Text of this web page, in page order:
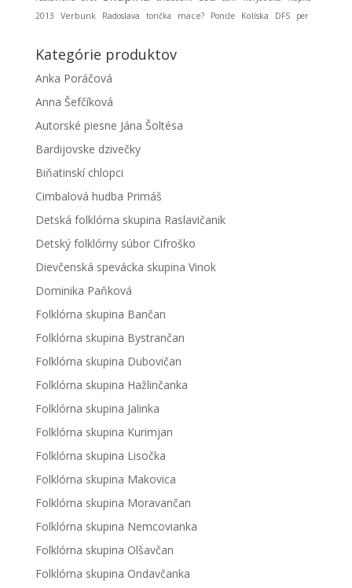
2013
Verbunk Radoslava torička mace? Poniže Kolíska DFS per
Kategórie produktov
Anka Poráčová
Anna Šefčíková
Autorské piesne Jána Šoltésa
Bardijovske dzivečky
Biňatinskí chlopci
Cimbalová hudba Primáš
Detská folklórna skupina Raslavičanik
Detský folklórny súbor Cifroško
Dievčenská spevácka skupina Vinok
Dominika Paňková
Folklórna skupina Bančan
Folklórna skupina Bystrančan
Folklórna skupina Dubovičan
Folklórna skupina Hažlinčanka
Folklórna skupina Jalinka
Folklórna skupina Kurimjan
Folklórna skupina Lisočka
Folklórna skupina Makovica
Folklórna skupina Moravančan
Folklórna skupina Nemcovianka
Folklórna skupina Olšavčan
Folklórna skupina Ondavčanka